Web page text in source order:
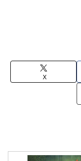
X